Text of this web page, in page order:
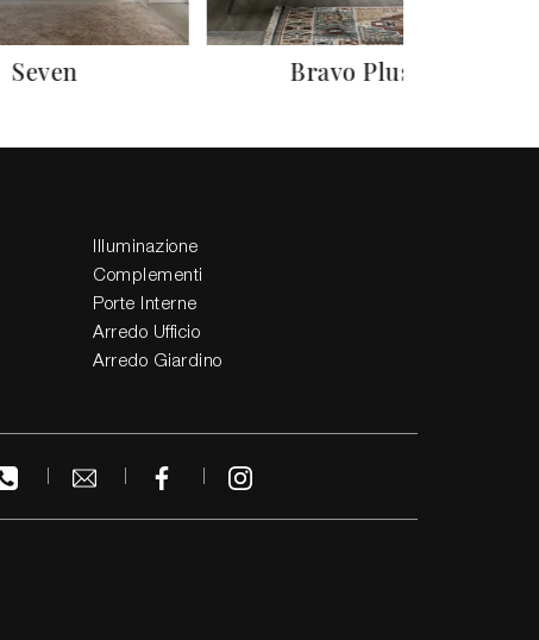
Seven Bravo Plus
Illuminazione
Complementi
Porte Interne
Arredo Ufficio
Arredo Giardino